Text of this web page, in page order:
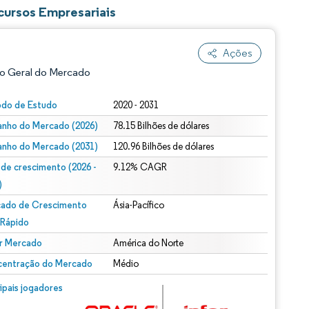
Empresariais
Ações
Geral do Mercado
de Estudo 2020 - 2031
do Mercado (2026) 78.15 Bilhões de dólares
do Mercado (2031) 120.96 Bilhões de dólares
de crescimento (2026 -
9.12% CAGR
de Crescimento
Ásia-Pacífico
Mercado América do Norte
do Mercado Médio
jogadores
© Mordor Intelligence. O reuso requer atribuição conforme CC BY 4.0.
conforme CC BY 4.0.